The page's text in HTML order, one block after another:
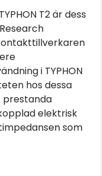
T2 är dess
i TYPHON
hos dessa
prestanda
elektrisk
som